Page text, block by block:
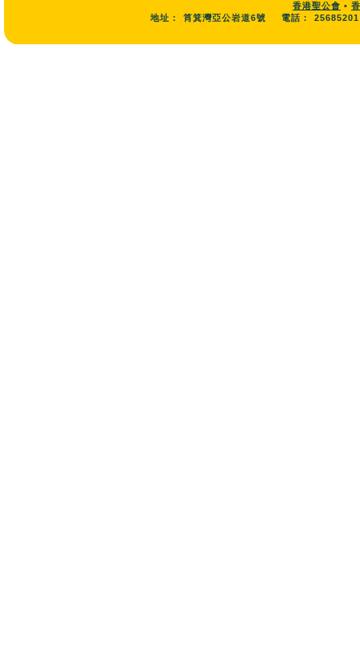
香港聖公會 •
地址：
筲箕灣亞公岩道6號 電話： 25685201